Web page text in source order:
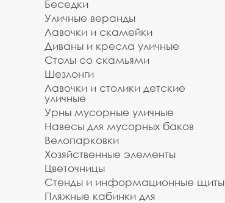
Беседки
Уличные веранды
Лавочки и скамейки
Диваны и кресла уличные
Столы со скамьями
Шезлонги
Лавочки и столики детские
уличные
Урны мусорные уличные
Навесы для мусорных баков
Велопарковки
Хозяйственные элементы
Цветочницы
Стенды и информационные щиты
Пляжные кабинки для